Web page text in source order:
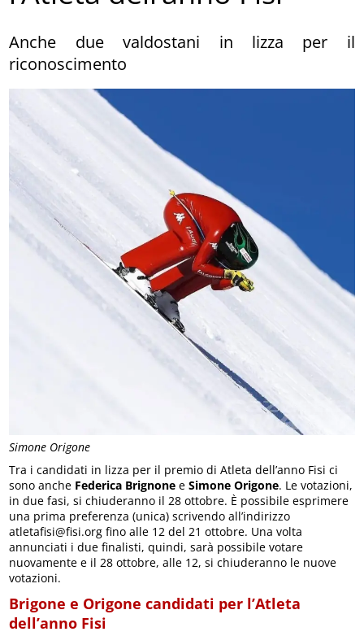
Simone Origone
Anche due valdostani in lizza per il
riconoscimento
Tra i candidati in lizza per il premio di Atleta dell’anno Fisi ci
sono anche Federica Brignone eSimone Origone. Le votazioni,
in due fasi, si chiuderanno il 28 ottobre. È possibile esprimere
una prima preferenza (unica) scrivendo all’indirizzo
atletafisi@fisi.org fino alle 12 del 21 ottobre. Una volta
annunciati i due finalisti, quindi, sarà possibile votare
nuovamente e il 28 ottobre, alle 12, si chiuderanno le nuove
votazioni.
Brigone e Origone candidati per l’Atleta
dell’anno Fisi